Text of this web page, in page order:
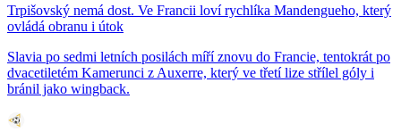
Trpišovský nemá dost. Ve Francii loví rychlíka Mandengueho, který
ovládá obranu i útok
Slavia po sedmi letních posilách míří znovu do Francie, tentokrát po
dvacetiletém Kamerunci z Auxerre, který ve třetí lize střílel góly i
bránil jako wingback.